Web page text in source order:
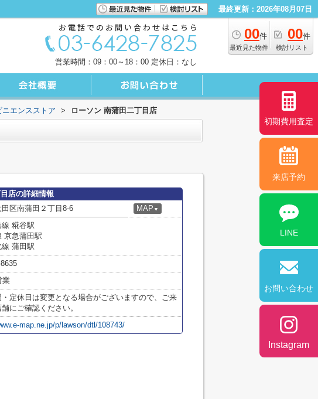
最終更新：2026年08月07日
00件
最近見た物件
00件
検討リスト
営業時間：09：00～18：00 定休日：なし
エンスストア > ローソン 南蒲田二丁目店
店の詳細情報
区南蒲田２丁目8-6 MAP ▼
糀谷駅
京急蒲田駅
蒲田駅
業
定休日は変更となる場合がございますので、ご来
にご確認ください。
map.ne.jp/p/lawson/dtl/108743/
初期費用査定
来店予約
LINE
お問い合わせ
Instagram